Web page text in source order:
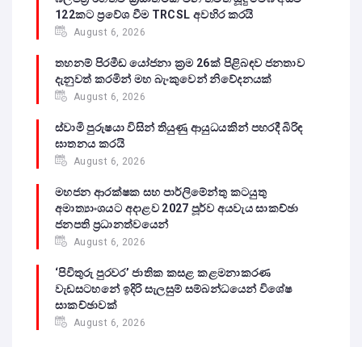
122කට ප්‍රවේශ වීම TRCSL අවහිර කරයි
August 6, 2026
තහනම් පිරමීඩ යෝජනා ක්‍රම 26ක් පිළිබඳව ජනතාව
දැනුවත් කරමින් මහ බැංකුවෙන් නිවේදනයක්
August 6, 2026
ස්වාමි පුරුෂයා විසින් තියුණු ආයුධයකින් පහරදී බිරිඳ
ඝාතනය කරයි
August 6, 2026
මහජන ආරක්ෂක සහ පාර්ලිමේන්තු කටයුතු
අමාත්‍යාංශයට අදාළව 2027 පූර්ව අයවැය සාකච්ඡා
ජනපති ප්‍රධානත්වයෙන්
August 6, 2026
‘පිවිතුරු පුරවර’ ජාතික කසළ කළමනාකරණ
වැඩසටහනේ ඉදිරි සැලසුම් සම්බන්ධයෙන් විශේෂ
සාකච්ඡාවක්
August 6, 2026